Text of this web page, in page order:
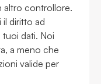
altro controllore.
diritto ad
dati. Noi
a meno che
valide per